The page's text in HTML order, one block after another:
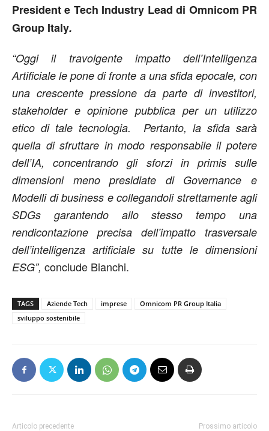
President e Tech Industry Lead di Omnicom PR
Group Italy.
“Oggi il travolgente impatto dell’Intelligenza
Artificiale le pone di fronte a una sfida epocale, con
una crescente pressione da parte di investitori,
stakeholder e opinione pubblica per un utilizzo
etico di tale tecnologia. Pertanto, la sfida sarà
quella di sfruttare in modo responsabile il potere
dell’IA, concentrando gli sforzi in primis sulle
dimensioni meno presidiate di Governance e
Modelli di business e collegandoli strettamente agli
SDGs garantendo allo stesso tempo una
rendicontazione precisa dell’impatto trasversale
dell’intelligenza artificiale su tutte le dimensioni
ESG”, conclude Bianchi.
TAGS Aziende Tech imprese
Omnicom PR Group Italia
sviluppo sostenibile
Articolo precedente Prossimo articolo